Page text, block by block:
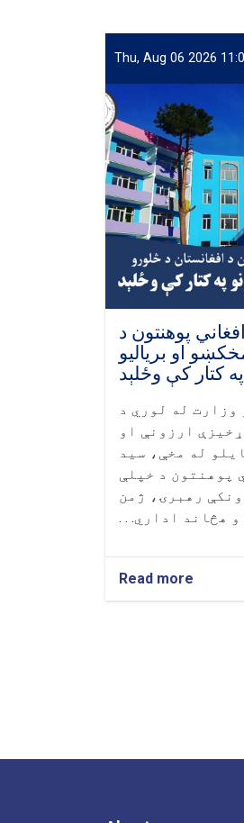
Thu, Aug 06 2026
پوهنتون د
او برياليو
په کتار کې وځلېد
وزارت له لوري د
ارزونې او
له مخې، سيد
پوهنتون د خپلې
رهبرۍ، ژمن
هڅاند اداري. . .
Read more
مخکښو